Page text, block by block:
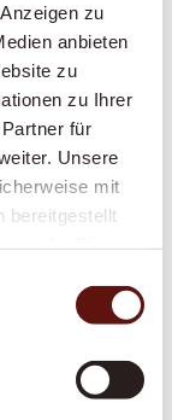
zu
anbieten
zu
zu Ihrer
für
Unsere
mit
bereitgestellt
die
in den
und für